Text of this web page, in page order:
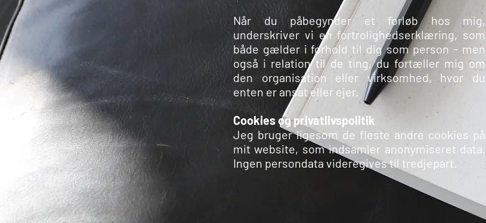
Når du påbegynder et forløb hos mig,
underskriver vi en fortrolighedserklæring, som
både gælder i forhold til dig som person - men
også i relation til de ting, du fortæller mig om
den organisation eller virksomhed, hvor du
enten er ansat eller ejer.
Cookies og privatlivspolitik
Jeg bruger ligesom de fleste andre cookies på
mit website, som indsamler anonymiseret data.
Ingen persondata videregives til tredjepart.